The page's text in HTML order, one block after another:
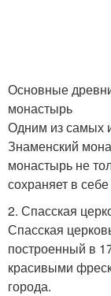
Основные
монастырь
Одним из самых
Знаменский
монастырь не
сохраняет в
2. Спасская
Спасская
построенный в
красивыми
города.